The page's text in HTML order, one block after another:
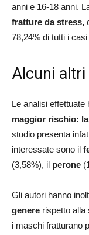
anni e 16-18 anni.
fratture da stress,
78,24% di tutti i
Alcuni
Le analisi
maggior rischio:
studio presenta
interessate sono il
(3,58%), il perone
Gli autori hanno
genere rispetto alla
i maschi fratturano